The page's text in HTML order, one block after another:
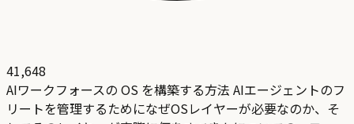
41,648
AIワークフォースの OS を構築する方法 AIエージェントのフ
リートを管理するためになぜOSレイヤーが必要なのか、そ